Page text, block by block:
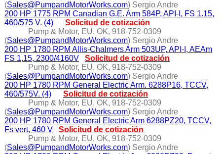
(Sales@PumpandMotorWorks.com) Sergio Andre
200 HP 1775 RPM Canadian G.E. Arm 584P, API-I, FS 1.15,
460/575 V. (4)
Solicitud de cotización
Pump & Motor, EU, OK, 918-752-0309
(Sales@PumpandMotorWorks.com) Sergio Andre
200 HP 1780 RPM Allis-Chalmers Arm 503UP, API-I, AEAm
FS 1,15, 2300/4160V
Solicitud de cotización
Pump & Motor, EU, OK, 918-752-0309
(Sales@PumpandMotorWorks.com) Sergio Andre
200 HP 1780 RPM General Electric Arm. 6288P16, TCCV,
460/575V. (4)
Solicitud de cotización
Pump & Motor, EU, OK, 918-752-0309
(Sales@PumpandMotorWorks.com) Sergio Andre
200 HP 1780 RPM General Electric Arm 6288PZ20, TCCV,
Fs vert, 460 V
Solicitud de cotización
Pump & Motor, EU, OK, 918-752-0309
(Sales@PumpandMotorWorks.com) Sergio Andre